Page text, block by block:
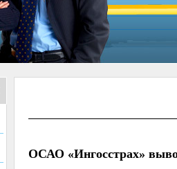
ОСАО «Ингосстрах»